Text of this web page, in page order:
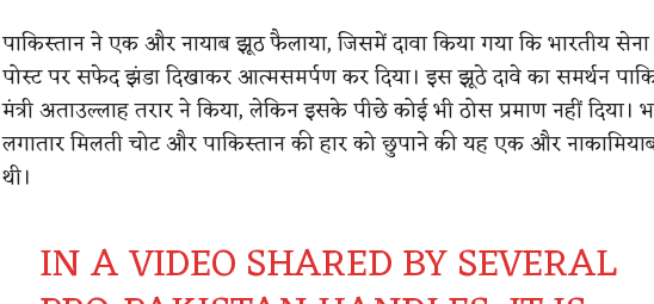
पाकिस्तान ने एक और नायाब झूठ फैलाया, जिसमें दावा किया गया कि भारतीय सेना
पोस्ट पर सफेद झंडा दिखाकर आत्मसमर्पण कर दिया। इस झूठे दावे का समर्थन
मंत्री अताउल्लाह तरार ने किया, लेकिन इसके पीछे कोई भी ठोस प्रमाण नहीं दिया।
लगातार मिलती चोट और पाकिस्तान की हार को छुपाने की यह एक और
थी।
IN A VIDEO SHARED BY SEVERAL